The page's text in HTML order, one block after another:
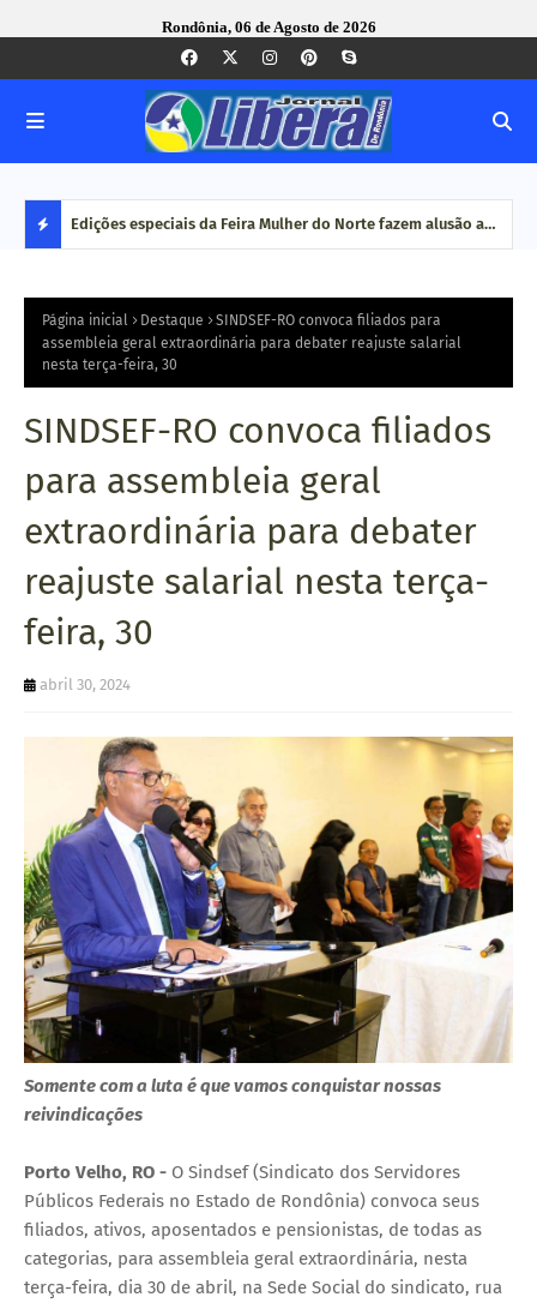
Rondônia, 06 de Agosto de 2026
S
T
tem Edições especiais da Feira Mulher do Norte fazem alusão ao
Página inicial Destaque
SINDSEF-RO convoca filiados para
assembleia geral extraordinária para debater reajuste salarial
nesta terça-feira, 30
SINDSEF-RO convoca filiados
para assembleia geral
extraordinária para debater
reajuste salarial nesta terça-
feira, 30
abril 30, 2024
Somente com a luta é que vamos conquistar nossas
reivindicações
Porto Velho, RO - O Sindsef (Sindicato dos Servidores
Públicos Federais no Estado de Rondônia) convoca seus
filiados, ativos, aposentados e pensionistas, de todas as
categorias, para assembleia geral extraordinária, nesta
terça-feira, dia 30 de abril, na Sede Social do sindicato, rua